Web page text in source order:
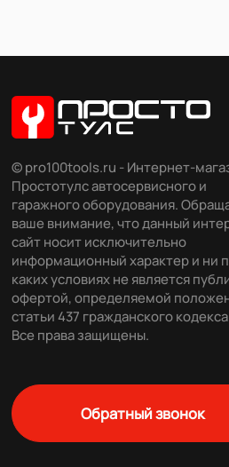
© pro100tools.ru - Интернет-
Простотулс автосервисного и
гаражного оборудования.
ваше внимание, что данный
сайт носит исключительно
информационный характер и ни
каких условиях не является
офертой, определяемой
статьи 437 гражданского
Все права защищены.
Обратный звонок